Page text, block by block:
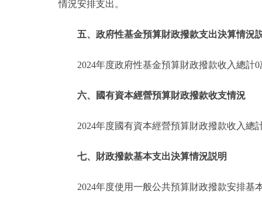
情況安排支出。
五、政府性基金預算財政撥款支出決算情況
2024年度政府性基金預算財政撥款收入總計
六、國有資本經營預算財政撥款收支情況
2024年度國有資本經營預算財政撥款收入總
七、財政撥款基本支出決算情況説明
2024年度使用一般公共預算財政撥款安排基